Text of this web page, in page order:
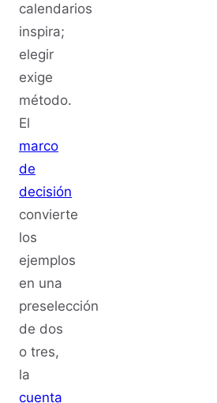
calendarios
inspira;
elegir
exige
método.
El
marco
de
decisión
convierte
los
ejemplos
en una
preselección
de dos
o tres,
la
cuenta